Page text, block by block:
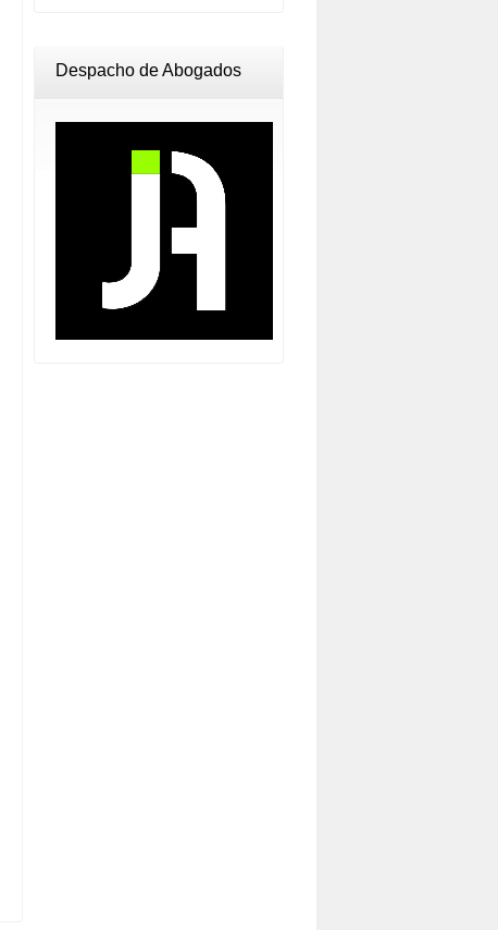
Despacho de Abogados